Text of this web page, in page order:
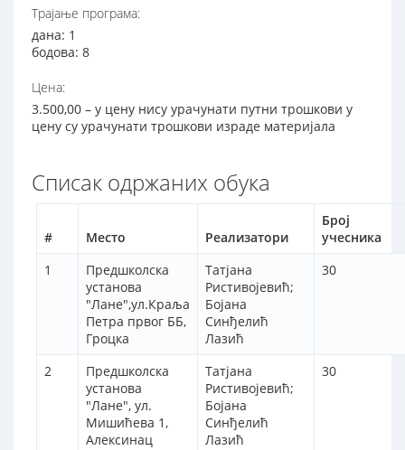
Трајање програма:
дана: 1
бодова: 8
Цена:
3.500,00 – у цену нису урачунати путни трошкови у
цену су урачунати трошкови израде материјала
Списак одржаних обука
# Место Реализатори
Број
учесника
1
Предшколска
установа
"Лане",ул.Краља
Петра првог ББ,
Гроцка
Татјана
Ристивојевић;
Бојана
Синђелић
Лазић
30
2
Предшколска
установа
"Лане", ул.
Мишићева 1,
Алексинац
Татјана
Ристивојевић;
Бојана
Синђелић
Лазић
30